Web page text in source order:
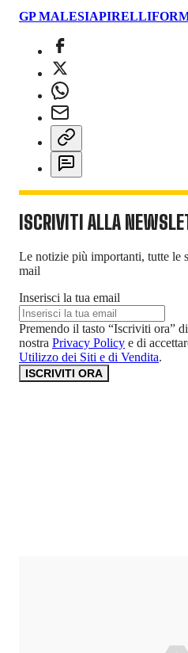
GP MALESIAPIRELLI
ISCRIVITI ALLA
Le notizie più importanti, tutte le
mail
Inserisci la tua email
Premendo il tasto “Iscriviti ora”
nostra Privacy Policy e di
Utilizzo dei Siti e di Vendita.
ISCRIVITI ORA